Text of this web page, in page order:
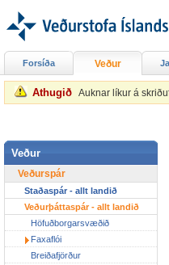
Athugið Auknar líkur á
Forsíða Veður
Veður
Veðurspár
Staðaspár - allt landið
Veðurþáttaspár - allt landið
Höfuðborgarsvæðið
Faxaflói
Breiðafjörður